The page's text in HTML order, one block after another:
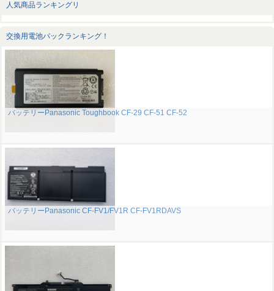
人気商品ランキングリ
交換用電池パックランキング！
バッテリーPanasonic Toughbook CF-29 CF-51 CF-52
バッテリーPanasonic CF-FV1/FV1R CF-FV1RDAVS